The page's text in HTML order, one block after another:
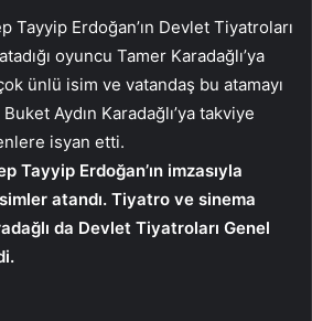
Tayyip Erdoğan’ın Devlet Tiyatroları
oyuncu Tamer Karadağlı’ya
ünlü isim ve vatandaş bu atamayı
Aydın Karadağlı’ya takviye
isyan etti.
Tayyip Erdoğan’ın imzasıyla
atandı. Tiyatro ve sinema
da Devlet Tiyatroları Genel